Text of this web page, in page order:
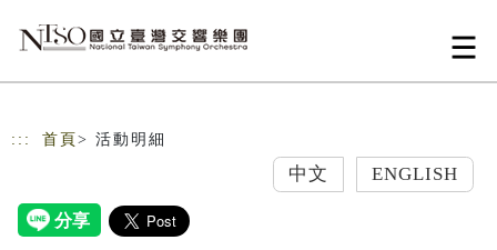
::: 首頁 > 活動明細
中文 ENGLISH